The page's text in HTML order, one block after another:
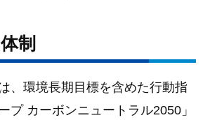
制
、環境長期目標を含めた行動指
プ カーボンニュートラル2050」